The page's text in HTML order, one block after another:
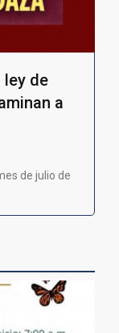
ley de
a
de julio de